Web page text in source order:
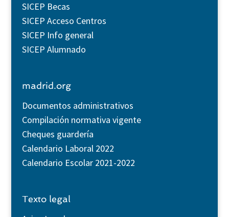
SICEP Becas
SICEP Acceso Centros
SICEP Info general
SICEP Alumnado
madrid.org
Documentos administrativos
Compilación normativa vigente
Cheques guardería
Calendario Laboral 2022
Calendario Escolar 2021-2022
Texto legal